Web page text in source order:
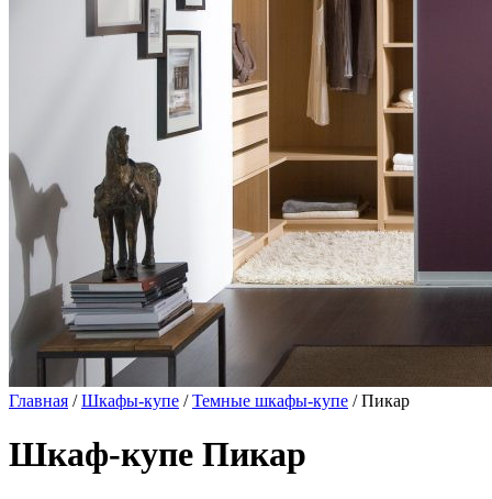
Главная /Шкафы-купе /Темные шкафы-купе / Пикар
Шкаф-купе Пикар